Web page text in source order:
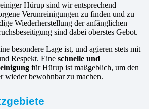
Hürup sind wir entsprechend
Verunreinigungen zu finden und zu
Wiederherstellung der anfänglichen
sind dabei oberstes Gebot.
besondere Lage ist, und agieren stets mit
Respekt. Eine schnelle und
für Hürup ist maßgeblich, um den
wieder bewohnbar zu machen.